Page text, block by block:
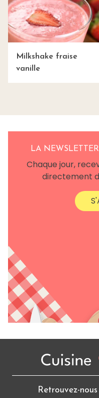
Milkshake fraise
vanille
LA NEWSLETTER
Chaque jour,
directement
Retrouvez-